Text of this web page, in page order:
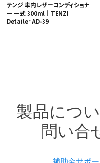
テンジ 車内レザーコンディショナ
ー 一式 300ml｜TENZI
Detailer AD-39